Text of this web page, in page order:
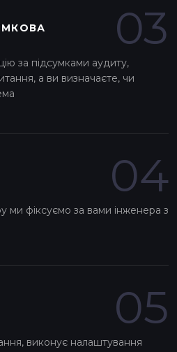
03
за підсумками аудиту,
а ви визначаєте, чи
04
ми фіксуємо за вами інженера з
05
виконує налаштування